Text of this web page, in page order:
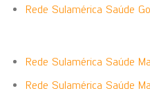
Rede Sulamérica Saúde
Rede Sulamérica Saúde
Rede Sulamérica Saúde